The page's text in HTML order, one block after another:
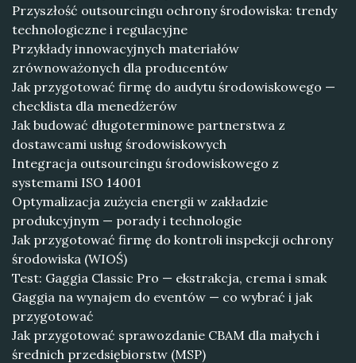
Przyszłość outsourcingu ochrony środowiska: trendy
technologiczne i regulacyjne
Przykłady innowacyjnych materiałów
zrównoważonych dla producentów
Jak przygotować firmę do audytu środowiskowego —
checklista dla menedżerów
Jak budować długoterminowe partnerstwa z
dostawcami usług środowiskowych
Integracja outsourcingu środowiskowego z
systemami ISO 14001
Optymalizacja zużycia energii w zakładzie
produkcyjnym — porady i technologie
Jak przygotować firmę do kontroli inspekcji ochrony
środowiska (WIOŚ)
Test: Gaggia Classic Pro — ekstrakcja, crema i smak
Gaggia na wynajem do eventów — co wybrać i jak
przygotować
Jak przygotować sprawozdanie CBAM dla małych i
średnich przedsiębiorstw (MSP)